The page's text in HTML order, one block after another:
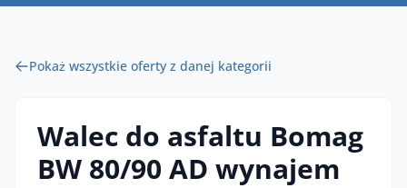
Pokaż wszystkie oferty z danej kategorii
Walec do asfaltu Bomag
BW 80/90 AD wynajem